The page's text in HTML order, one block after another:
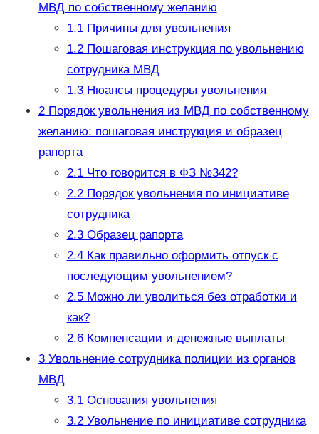
МВД по собственному желанию
1.1Причины для увольнения
1.2Пошаговая инструкция по увольнению
сотрудника МВД
1.3Нюансы процедуры увольнения
2Порядок увольнения из МВД по собственному
желанию: пошаговая инструкция и образец
рапорта
2.1Что говорится в ФЗ №342?
2.2Порядок увольнения по инициативе
сотрудника
2.3Образец рапорта
2.4Как правильно оформить отпуск с
последующим увольнением?
2.5Можно ли уволиться без отработки и
как?
2.6Компенсации и денежные выплаты
3Увольнение сотрудника полиции из органов
МВД
3.1Основания увольнения
3.2Увольнение по инициативе сотрудника